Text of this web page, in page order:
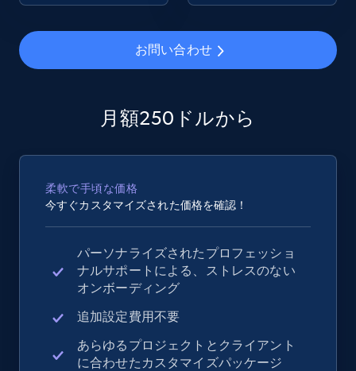
2.4K+ 199+ 今すぐ始める
Google Shopping - collects products from
web using keywords
URL, Product id, Title, Product description,
more.
Amazon products global dataset
Title, Seller name, Brand, Description, Initial
price, Currency, Availability, Reviews count, and
お問い合わせ
月額250ドルから
柔軟で手頃な価格
今すぐカスタマイズされた価格を確認！
パーソナライズされたプロフェッショ
ナルサポートによる、ストレスのない
オンボーディング
追加設定費用不要
あらゆるプロジェクトとクライアント
に合わせたカスタマイズパッケージ